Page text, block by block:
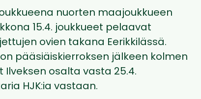
nuorten maajoukkueen
15.4. joukkueet pelaavat
ovien takana Eerikkilässä.
pääsiäiskierroksen jälkeen kolmen
Ilveksen osalta vasta 25.4.
HJK:ia vastaan.